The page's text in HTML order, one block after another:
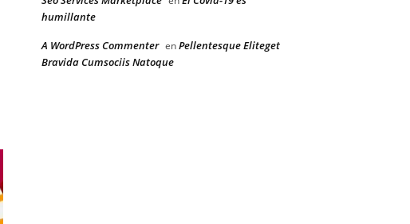
humillante
A WordPress Commenter enPellentesque Eliteget
Bravida Cumsociis Natoque